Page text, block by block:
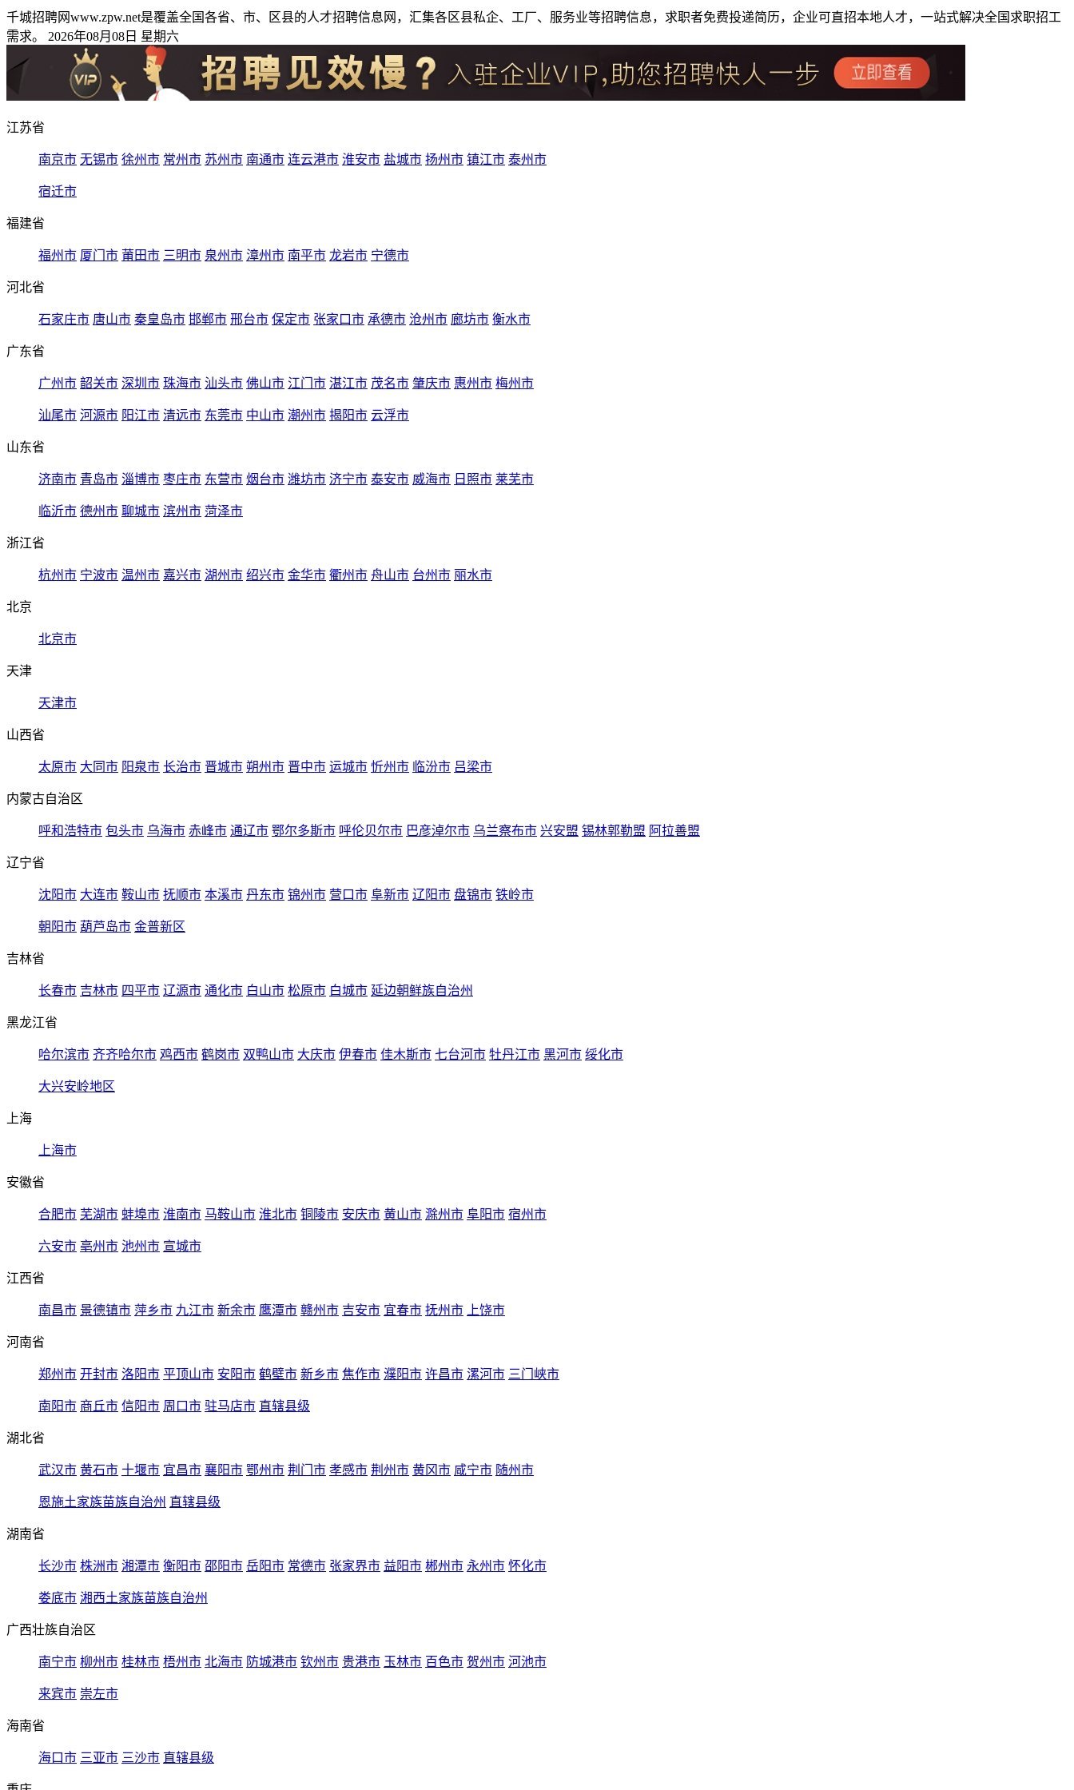
千城招聘网www.zpw.net是覆盖全国各省、市、区县的人才招聘信息网，汇集各区县私企、工厂、服务业等招聘信息，求职者免费投递简历，企业可直招本地人才，一站式解决全国求职招工
需求。 2026年08月08日 星期六
江苏省
南京市 无锡市 徐州市 常州市 苏州市 南通市 连云港市 淮安市 盐城市 扬州市 镇江市 泰州市
宿迁市
福建省
福州市 厦门市 莆田市 三明市 泉州市 漳州市 南平市 龙岩市 宁德市
河北省
石家庄市 唐山市 秦皇岛市 邯郸市 邢台市 保定市 张家口市 承德市 沧州市 廊坊市 衡水市
广东省
广州市 韶关市 深圳市 珠海市 汕头市 佛山市 江门市 湛江市 茂名市 肇庆市 惠州市 梅州市
汕尾市 河源市 阳江市 清远市 东莞市 中山市 潮州市 揭阳市 云浮市
山东省
济南市 青岛市 淄博市 枣庄市 东营市 烟台市 潍坊市 济宁市 泰安市 威海市 日照市 莱芜市
临沂市 德州市 聊城市 滨州市 菏泽市
浙江省
杭州市 宁波市 温州市 嘉兴市 湖州市 绍兴市 金华市 衢州市 舟山市 台州市 丽水市
北京
北京市
天津
天津市
山西省
太原市 大同市 阳泉市 长治市 晋城市 朔州市 晋中市 运城市 忻州市 临汾市 吕梁市
内蒙古自治区
呼和浩特市 包头市 乌海市 赤峰市 通辽市 鄂尔多斯市 呼伦贝尔市 巴彦淖尔市 乌兰察布市 兴安盟 锡林郭勒盟 阿拉善盟
辽宁省
沈阳市 大连市 鞍山市 抚顺市 本溪市 丹东市 锦州市 营口市 阜新市 辽阳市 盘锦市 铁岭市
朝阳市 葫芦岛市 金普新区
吉林省
长春市 吉林市 四平市 辽源市 通化市 白山市 松原市 白城市 延边朝鲜族自治州
黑龙江省
哈尔滨市 齐齐哈尔市 鸡西市 鹤岗市 双鸭山市 大庆市 伊春市 佳木斯市 七台河市 牡丹江市 黑河市 绥化市
大兴安岭地区
上海
上海市
安徽省
合肥市 芜湖市 蚌埠市 淮南市 马鞍山市 淮北市 铜陵市 安庆市 黄山市 滁州市 阜阳市 宿州市
六安市 亳州市 池州市 宣城市
江西省
南昌市 景德镇市 萍乡市 九江市 新余市 鹰潭市 赣州市 吉安市 宜春市 抚州市 上饶市
河南省
郑州市 开封市 洛阳市 平顶山市 安阳市 鹤壁市 新乡市 焦作市 濮阳市 许昌市 漯河市 三门峡市
南阳市 商丘市 信阳市 周口市 驻马店市 直辖县级
湖北省
武汉市 黄石市 十堰市 宜昌市 襄阳市 鄂州市 荆门市 孝感市 荆州市 黄冈市 咸宁市 随州市
恩施土家族苗族自治州 直辖县级
湖南省
长沙市 株洲市 湘潭市 衡阳市 邵阳市 岳阳市 常德市 张家界市 益阳市 郴州市 永州市 怀化市
娄底市 湘西土家族苗族自治州
广西壮族自治区
南宁市 柳州市 桂林市 梧州市 北海市 防城港市 钦州市 贵港市 玉林市 百色市 贺州市 河池市
来宾市 崇左市
海南省
海口市 三亚市 三沙市 直辖县级